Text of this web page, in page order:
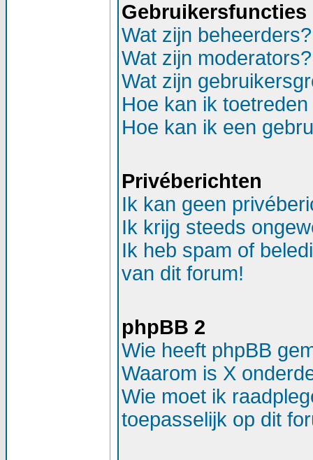
Gebruikersfuncties
Wat zijn beheerders?
Wat zijn moderators?
Wat zijn
Hoe kan ik
Hoe kan ik een
Privéberichten
Ik kan geen
Ik krijg steeds
Ik heb spam of
van dit forum!
phpBB 2
Wie heeft phpBB
Waarom is X
Wie moet ik
toepasselijk op dit